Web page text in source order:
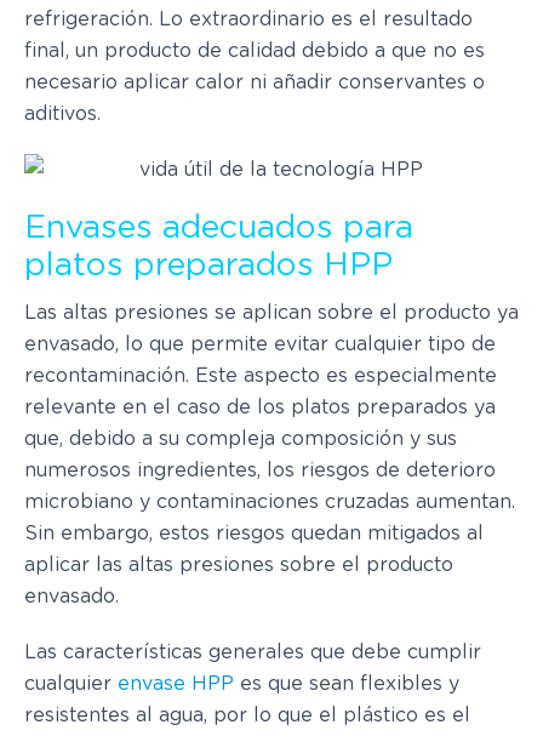
refrigeración. Lo extraordinario es el resultado
final, un producto de calidad debido a que no es
necesario aplicar calor ni añadir conservantes o
aditivos.
Envases adecuados para
platos preparados HPP
Las altas presiones se aplican sobre el producto ya
envasado, lo que permite evitar cualquier tipo de
recontaminación. Este aspecto es especialmente
relevante en el caso de los platos preparados ya
que, debido a su compleja composición y sus
numerosos ingredientes, los riesgos de deterioro
microbiano y contaminaciones cruzadas aumentan.
Sin embargo, estos riesgos quedan mitigados al
aplicar las altas presiones sobre el producto
envasado.
Las características generales que debe cumplir
cualquier envase HPP es que sean flexibles y
resistentes al agua, por lo que el plástico es el